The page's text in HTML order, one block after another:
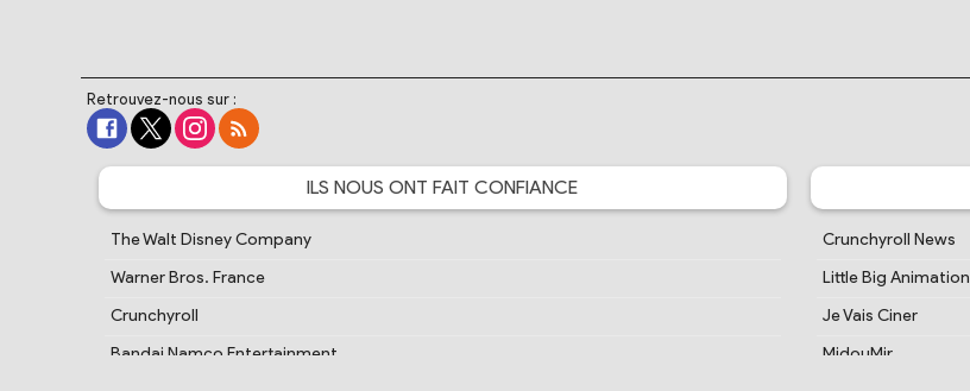
Retrouvez-nous sur :
ILS NOUS ONT FAIT CONFIANCE
The Walt Disney Company
Warner Bros. France
Crunchyroll
Bandai Namco Entertainment
Crunchyroll News
Little Big Animation
Je Vais Ciner
MidouMir